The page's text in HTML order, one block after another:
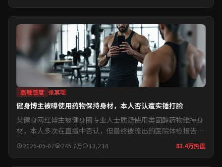
高敏感度 张某瑶
健身博主被曝使用药物保持身材，本人否认遭实锤打脸
某健身网红博主被健身圈专业人士质疑使用类固醇药物维持身
材，本人多次在直播中否认，但最终被流出的医院体检报告实
锤打脸...
2026-05-07 245.7万 13,234 83.4万热度